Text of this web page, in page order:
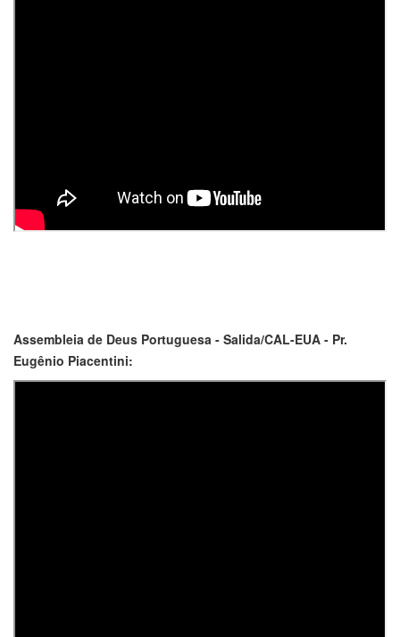
Assembleia de Deus Portuguesa - Salida/CAL-EUA - Pr.
Eugênio Piacentini: